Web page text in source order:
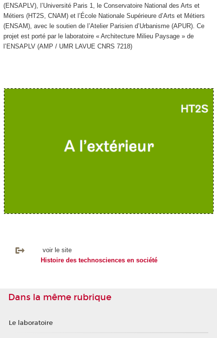
(ENSAPLV), l’Université Paris 1, le Conservatoire National des Arts et
Métiers (HT2S, CNAM) et l’École Nationale Supérieure d’Arts et Métiers
(ENSAM), avec le soutien de l’Atelier Parisien d’Urbanisme (APUR). Ce
projet est porté par le laboratoire « Architecture Milieu Paysage » de
l’ENSAPLV (AMP / UMR LAVUE CNRS 7218)
voir le site
Histoire des technosciences en société
Dans la même rubrique
Le laboratoire